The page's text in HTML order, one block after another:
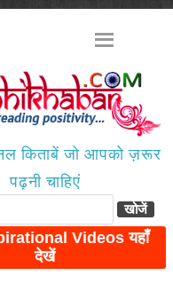
किताबें जो आपको ज़रूर
पढ़नी चाहिएं